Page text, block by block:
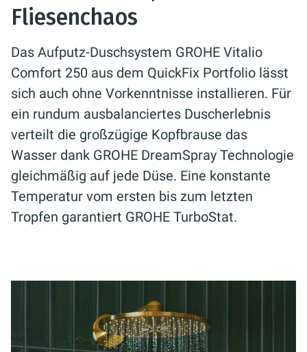
Fliesenchaos
Das Aufputz-Duschsystem GROHE Vitalio
Comfort 250 aus dem QuickFix Portfolio lässt
sich auch ohne Vorkenntnisse installieren. Für
ein rundum ausbalanciertes Duscherlebnis
verteilt die großzügige Kopfbrause das
Wasser dank GROHE DreamSpray Technologie
gleichmäßig auf jede Düse. Eine konstante
Temperatur vom ersten bis zum letzten
Tropfen garantiert GROHE TurboStat.